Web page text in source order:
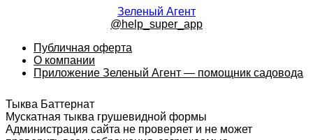
Зеленый Агент
@help_super_app
Публичная оферта
О компании
Приложение Зеленый Агент — помощник садовода
Тыква Баттернат
Мускатная тыква грушевидной формы
Администрация сайта не проверяет и не может